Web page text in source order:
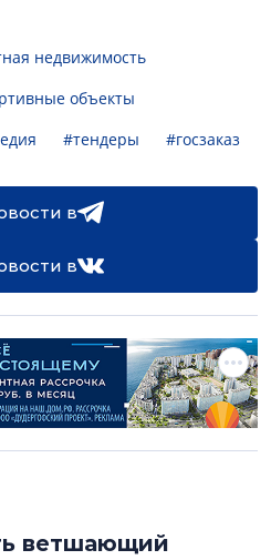
недвижимость
объекты
#тендеры #госзаказ
в
в
ветшающий